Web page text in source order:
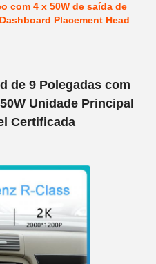
com 4 x 50W de saída de
Placement Head
de 9 Polegadas com
Unidade Principal
Certificada